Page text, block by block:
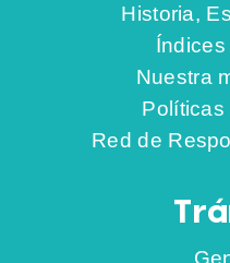
Historia,
Nuestra
Políticas
Red de